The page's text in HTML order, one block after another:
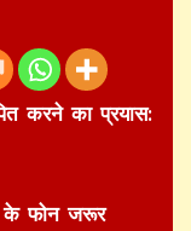
करने का प्रयास:
के फोन जरूर